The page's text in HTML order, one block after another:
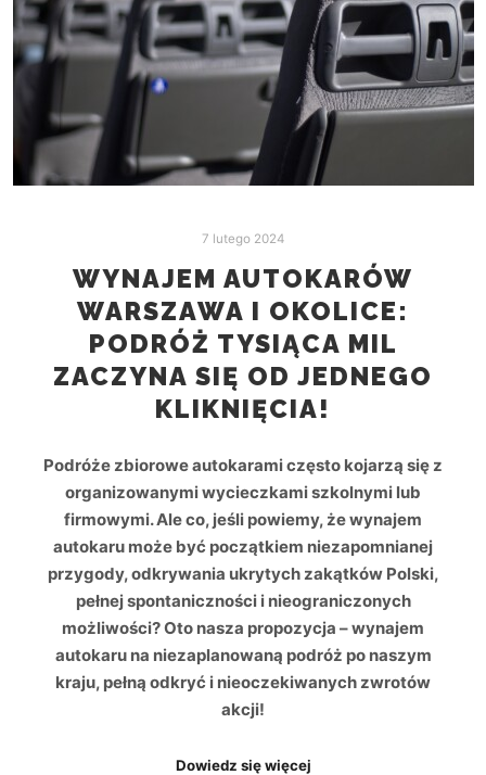
7 lutego 2024
WYNAJEM AUTOKARÓW
WARSZAWA I OKOLICE:
PODRÓŻ TYSIĄCA MIL
ZACZYNA SIĘ OD JEDNEGO
KLIKNIĘCIA!
Podróże zbiorowe autokarami często kojarzą się z
organizowanymi wycieczkami szkolnymi lub
firmowymi. Ale co, jeśli powiemy, że wynajem
autokaru może być początkiem niezapomnianej
przygody, odkrywania ukrytych zakątków Polski,
pełnej spontaniczności i nieograniczonych
możliwości? Oto nasza propozycja – wynajem
autokaru na niezaplanowaną podróż po naszym
kraju, pełną odkryć i nieoczekiwanych zwrotów
akcji!
Dowiedz się więcej